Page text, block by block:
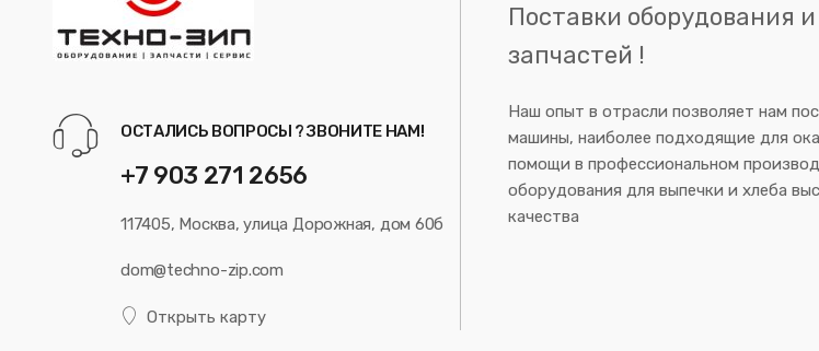
ОСТАЛИСЬ ВОПРОСЫ ? ЗВОНИТЕ НАМ!
+7 903 271 2656
117405, Москва, улица Дорожная, дом 60б
dom@techno-zip.com
Открыть карту
Поставки оборудования и
запчастей !
Наш опыт в отрасли позволяет нам
машины, наиболее подходящие для
помощи в профессиональном
оборудования для выпечки и хлеба
качества